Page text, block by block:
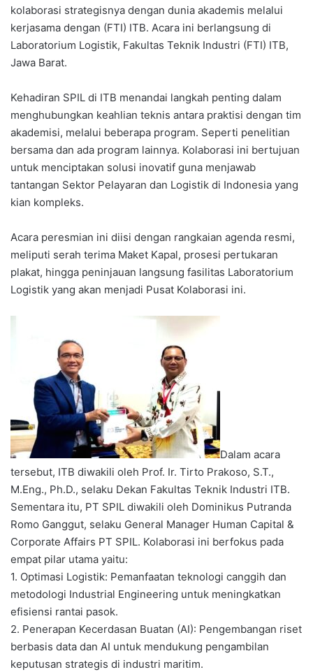
kolaborasi strategisnya dengan dunia akademis melalui
kerjasama dengan (FTI) ITB. Acara ini berlangsung di
Laboratorium Logistik, Fakultas Teknik Industri (FTI) ITB,
Jawa Barat.
Kehadiran SPIL di ITB menandai langkah penting dalam
menghubungkan keahlian teknis antara praktisi dengan tim
akademisi, melalui beberapa program. Seperti penelitian
bersama dan ada program lainnya. Kolaborasi ini bertujuan
untuk menciptakan solusi inovatif guna menjawab
tantangan Sektor Pelayaran dan Logistik di Indonesia yang
kian kompleks.
Acara peresmian ini diisi dengan rangkaian agenda resmi,
meliputi serah terima Maket Kapal, prosesi pertukaran
plakat, hingga peninjauan langsung fasilitas Laboratorium
Logistik yang akan menjadi Pusat Kolaborasi ini.
Dalam acara
tersebut, ITB diwakili oleh Prof. Ir. Tirto Prakoso, S.T.,
M.Eng., Ph.D., selaku Dekan Fakultas Teknik Industri ITB.
Sementara itu, PT SPIL diwakili oleh Dominikus Putranda
Romo Ganggut, selaku General Manager Human Capital &
Corporate Affairs PT SPIL. Kolaborasi ini berfokus pada
empat pilar utama yaitu:
1. Optimasi Logistik: Pemanfaatan teknologi canggih dan
metodologi Industrial Engineering untuk meningkatkan
efisiensi rantai pasok.
2. Penerapan Kecerdasan Buatan (AI): Pengembangan riset
berbasis data dan AI untuk mendukung pengambilan
keputusan strategis di industri maritim.